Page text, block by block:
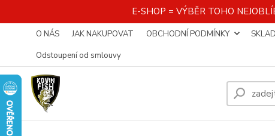
E-SHOP = VÝBĚR TOHO
O NÁS JAK NAKUPOVAT OBCHODNÍ PODMÍNKY
Odstoupení od smlouvy